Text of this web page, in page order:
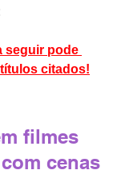
seguir pode
citados!
filmes
cenas